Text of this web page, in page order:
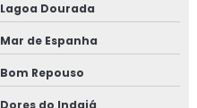
Lagoa Dourada
Mar de Espanha
Bom Repouso